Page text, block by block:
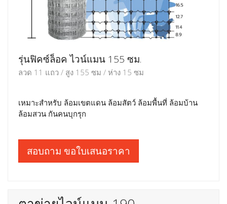
รุ่นฟิคซ์ล็อค ไวน์แมน 155 ซม.
ลวด 11 แถว / สูง 155 ซม / ห่าง 15 ซม
เหมาะสำหรับ ล้อมเขตแดน ล้อมสัตว์ ล้อมพื้นที่ ล้อมบ้าน
ล้อมสวน กันคนบุกรุก
สอบถาม ขอใบเสนอราคา